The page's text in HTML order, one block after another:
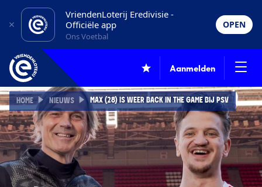
VriendenLoterij Eredivisie -
Officiële app
Ons Voetbal
OPEN
Aanmelden
HOME NIEUWS MAX (28) IS WEER BACK IN THE GAME BIJ PSV